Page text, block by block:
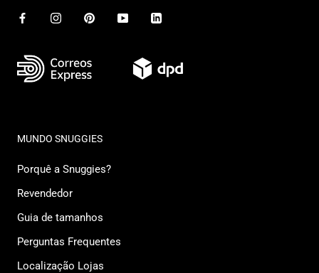
MUNDO SNUGGIES
Porquê a Snuggies?
Revendedor
Guia de tamanhos
Perguntas Frequentes
Localização Lojas